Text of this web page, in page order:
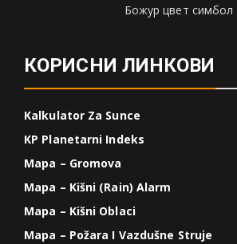
Божур цвет симбол
КОРИСНИ ЛИНКОВИ
Kalkulator Za Sunce
KP Planetarni Indeks
Mapa – Gromova
Mapa – Kišni (Rain) Alarm
Mapa – Kišni Oblaci
Mapa – Požara I Vazdušne Struje